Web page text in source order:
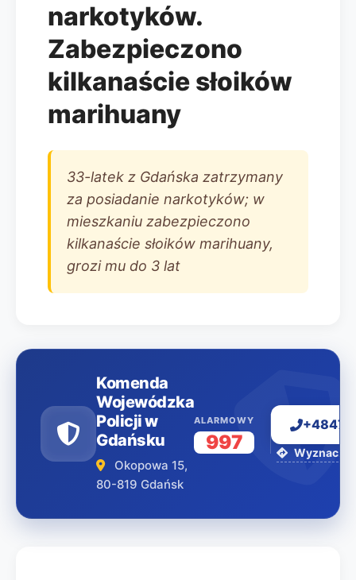
narkotyków.
Zabezpieczono
kilkanaście słoików
marihuany
33-latek z Gdańska zatrzymany
za posiadanie narkotyków; w
mieszkaniu zabezpieczono
kilkanaście słoików marihuany,
grozi mu do 3 lat
Komenda
Wojewódzka
Policji w
Gdańsku
Okopowa 15,
80-819 Gdańsk
ALARMOWY
997 Wyznacz